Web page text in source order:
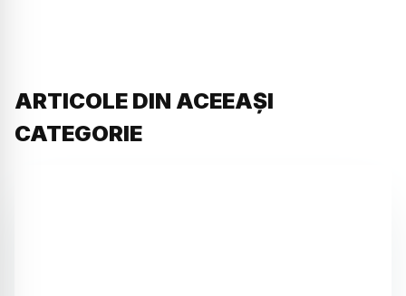
ARTICOLE DIN ACEEAȘI
CATEGORIE